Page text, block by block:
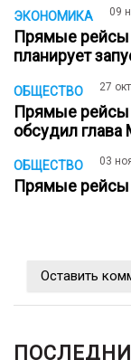
ЭКОНОМИКА 09
Прямые рейсы
планирует
ОБЩЕСТВО 27 окт
Прямые рейсы
обсудил
ОБЩЕСТВО 03
Прямые рейсы
Оставить